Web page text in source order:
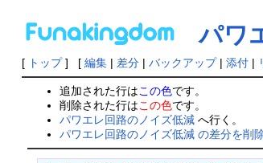
パワ
[ トップ] [ 編集| 差分| バックアップ| 添付|
追加された行はこの色です。
削除された行はこの色です。
パワエレ回路のノイズ低減 へ行く。
パワエレ回路のノイズ低減 の差分を削